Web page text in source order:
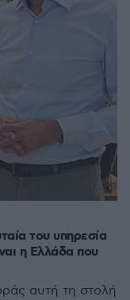
του υπηρεσία
η Ελλάδα που
αυτή τη στολή